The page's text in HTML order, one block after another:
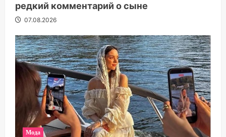
редкий комментарий о сыне
07.08.2026
Мода